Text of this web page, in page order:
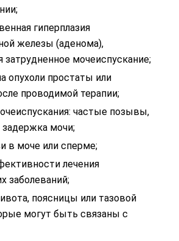
гиперплазия
железы (аденома),
мочеиспускание;
опухоли простаты или
проводимой терапии;
частые позывы,
задержка мочи;
в моче или сперме;
лечения
заболеваний;
поясницы или тазовой
могут быть связаны с